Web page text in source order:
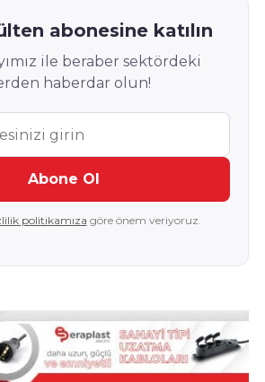
abonesine katılın
ile beraber sektördeki
haberdar olun!
Abone Ol
politikamıza göre önem veriyoruz.